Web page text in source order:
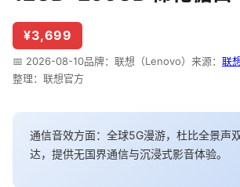
¥3,699
📅 2026-08-10品牌：联想（Lenovo） 来源： 联
整理：联想官方
通信音效方面：全球5G漫游，杜比全景声
达，提供无国界通信与沉浸式影音体验。